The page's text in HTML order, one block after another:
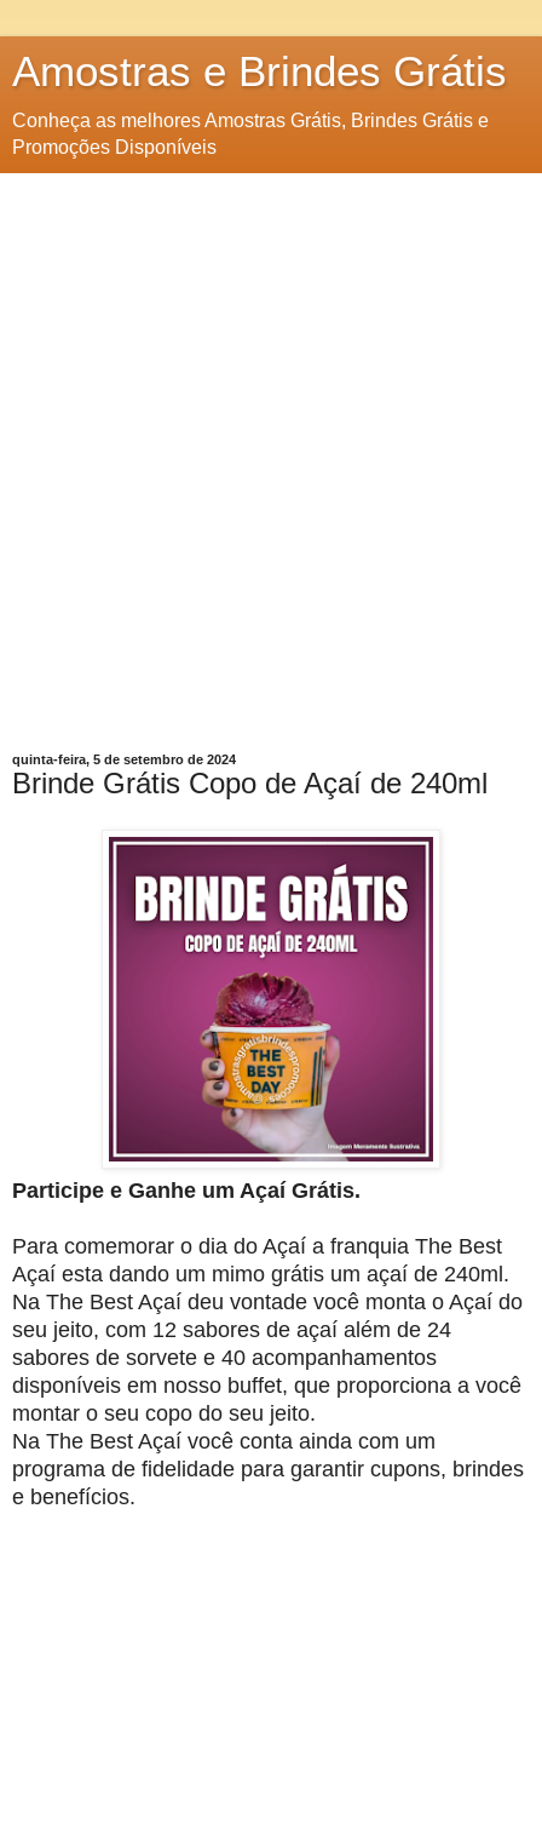
Amostras e Brindes Grátis
Conheça as melhores Amostras Grátis, Brindes Grátis e
Promoções Disponíveis
quinta-feira, 5 de setembro de 2024
Brinde Grátis Copo de Açaí de 240ml
Participe e Ganhe um Açaí Grátis.
Para comemorar o dia do Açaí a franquia The Best
Açaí esta dando um mimo grátis um açaí de 240ml.
Na The Best Açaí deu vontade você monta o Açaí do
seu jeito, com 12 sabores de açaí além de 24
sabores de sorvete e 40 acompanhamentos
disponíveis em nosso buffet, que proporciona a você
montar o seu copo do seu jeito.
Na The Best Açaí você conta ainda com um
programa de fidelidade para garantir cupons, brindes
e benefícios.